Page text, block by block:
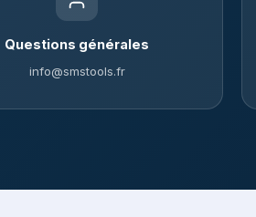
Questions générales
info@smstools.fr